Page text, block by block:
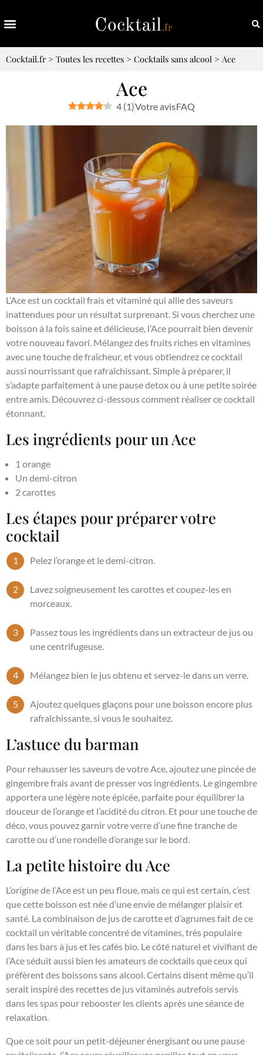
Cocktail.fr> Toutes les recettes > Cocktails sans alcool > Ace
Ace
4 (1)Votre avisFAQ
L’Ace est un cocktail frais et vitaminé qui allie des saveurs
inattendues pour un résultat surprenant. Si vous cherchez une
boisson à la fois saine et délicieuse, l’Ace pourrait bien devenir
votre nouveau favori. Mélangez des fruits riches en vitamines
avec une touche de fraîcheur, et vous obtiendrez ce cocktail
aussi nourrissant que rafraîchissant. Simple à préparer, il
s’adapte parfaitement à une pause detox ou à une petite soirée
entre amis. Découvrez ci-dessous comment réaliser ce cocktail
étonnant.
Les ingrédients pour un Ace
1 orange
Un demi-citron
2 carottes
Les étapes pour préparer votre
cocktail
Pelez l’orange et le demi-citron.
Lavez soigneusement les carottes et coupez-les en
morceaux.
Passez tous les ingrédients dans un extracteur de jus ou
une centrifugeuse.
Mélangez bien le jus obtenu et servez-le dans un verre.
Ajoutez quelques glaçons pour une boisson encore plus
rafraîchissante, si vous le souhaitez.
L’astuce du barman
Pour rehausser les saveurs de votre Ace, ajoutez une pincée de
gingembre frais avant de presser vos ingrédients. Le gingembre
apportera une légère note épicée, parfaite pour équilibrer la
douceur de l’orange et l’acidité du citron. Et pour une touche de
déco, vous pouvez garnir votre verre d’une fine tranche de
carotte ou d’une rondelle d’orange sur le bord.
La petite histoire du Ace
L’origine de l’Ace est un peu floue, mais ce qui est certain, c’est
que cette boisson est née d’une envie de mélanger plaisir et
santé. La combinaison de jus de carotte et d’agrumes fait de ce
cocktail un véritable concentré de vitamines, très populaire
dans les bars à jus et les cafés bio. Le côté naturel et vivifiant de
l’Ace séduit aussi bien les amateurs de cocktails que ceux qui
préfèrent des boissons sans alcool. Certains disent même qu’il
serait inspiré des recettes de jus vitaminés autrefois servis
dans les spas pour rebooster les clients après une séance de
relaxation.
Que ce soit pour un petit-déjeuner énergisant ou une pause